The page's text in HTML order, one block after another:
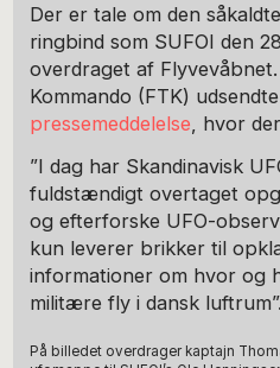
Der er tale om den
ringbind som SUFOI den
overdraget af
Kommando (FTK)
pressemeddelelse , hvor
”I dag har Skandinavisk
fuldstændigt overtaget
og efterforske UFO-
kun leverer brikker til
informationer om hvor og
militære fly i dansk luftrum”.
På billedet overdrager kaptajn